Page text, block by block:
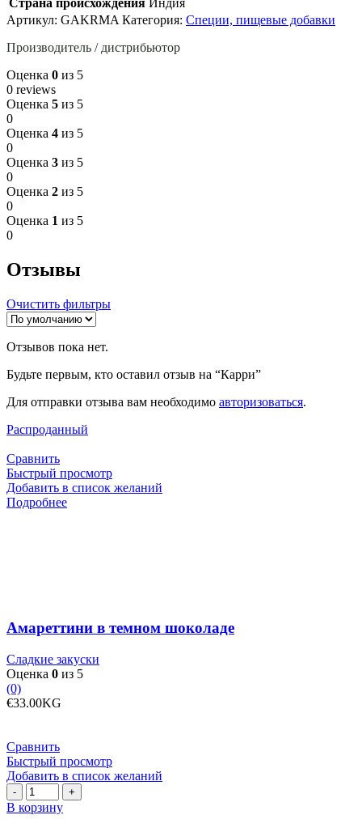
Артикул: GAKRMA Категория: Специи, пищевые добавки
Производитель / дистрибьютор
Оценка 0 из 5
0 reviews
Оценка 5 из 5
0
Оценка 4 из 5
0
Оценка 3 из 5
0
Оценка 2 из 5
0
Оценка 1 из 5
0
Отзывы
Очистить фильтры
Отзывов пока нет.
Будьте первым, кто оставил отзыв на “Карри”
Для отправки отзыва вам необходимо авторизоваться.
Распроданный
Сравнить
Быстрый просмотр
Добавить в список желаний
Подробнее
Амареттини в темном шоколаде
Сладкие закуски
Оценка 0 из 5
(0)
€33.00KG
Сравнить
Быстрый просмотр
Добавить в список желаний
Количество
товара
Апельсиновые
В корзину